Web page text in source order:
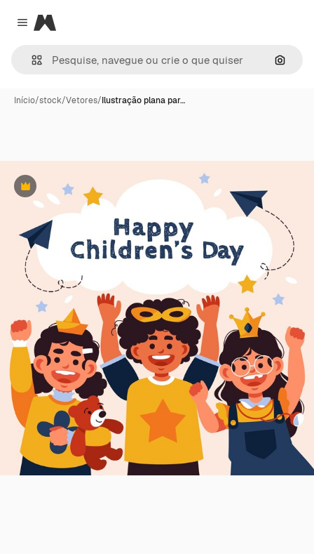
Close menu
Magnific
Início/stock/Vetores/Ilustração plana par…
Premium